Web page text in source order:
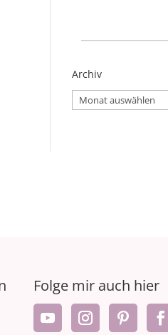
Archiv
Archiv
Folge mir auch hier